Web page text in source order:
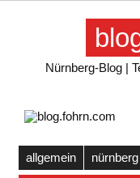
Skip
Nürnberg-Blog |
allgemein nürnberg